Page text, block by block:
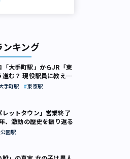
キング
「大手町駅」からJR「東
進む？ 現役駅員に教えて
た
手町駅
東京駅
レットタウン」営業終了
、激動の歴史を振り返る
園駅